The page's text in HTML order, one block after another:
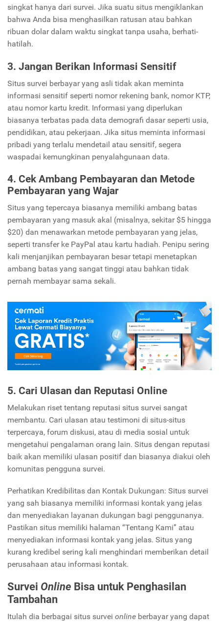
singkat hanya dari survei. Jika suatu situs mengiklankan
bahwa Anda bisa menghasilkan ratusan atau bahkan
ribuan dolar dalam waktu singkat tanpa usaha, berhati-
hatilah.
3. Jangan Berikan Informasi Sensitif
Situs survei berbayar yang asli tidak akan meminta
informasi sensitif seperti nomor rekening bank, nomor KTP,
atau nomor kartu kredit. Informasi yang diperlukan
biasanya terbatas pada data demografi dasar seperti usia,
pendidikan, atau pekerjaan. Jika situs meminta informasi
pribadi yang terlalu mendetail atau sensitif, segera
waspadai kemungkinan penyalahgunaan data.
4. Cek Ambang Pembayaran dan Metode
Pembayaran yang Wajar
Situs yang tepercaya biasanya memiliki ambang batas
pembayaran yang masuk akal (misalnya, sekitar $5 hingga
$20) dan menawarkan metode pembayaran yang jelas,
seperti transfer ke PayPal atau kartu hadiah. Penipu sering
kali menjanjikan pembayaran besar tetapi menetapkan
ambang batas yang sangat tinggi atau bahkan tidak
pernah membayar sama sekali.
5. Cari Ulasan dan Reputasi Online
Melakukan riset tentang reputasi situs survei sangat
membantu. Cari ulasan atau testimoni di situs-situs
terpercaya, forum diskusi, atau di media sosial untuk
mengetahui pengalaman orang lain. Situs dengan reputasi
baik akan memiliki ulasan positif dan biasanya diakui oleh
komunitas pengguna survei.
Perhatikan Kredibilitas dan Kontak Dukungan: Situs survei
yang sah biasanya memiliki informasi kontak yang jelas
dan menyediakan layanan dukungan bagi penggunanya.
Pastikan situs memiliki halaman “Tentang Kami” atau
menyediakan informasi kontak yang jelas. Situs yang
kurang kredibel sering kali menghindari memberikan detail
perusahaan atau informasi kontak.
Survei Online Bisa untuk Penghasilan
Tambahan
Itulah dia berbagai situs survei online berbayar yang dapat